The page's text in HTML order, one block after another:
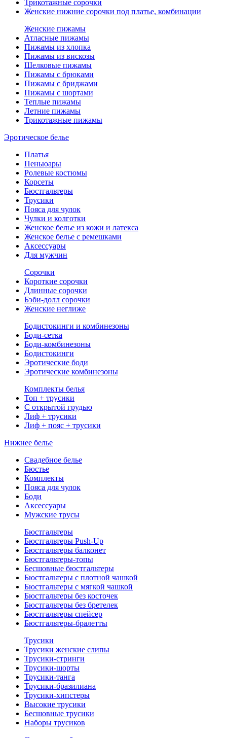
Трикотажные сорочки
Женские нижние сорочки под платье, комбинации
Женские пижамы
Атласные пижамы
Пижамы из хлопка
Пижамы из вискозы
Шелковые пижамы
Пижамы с брюками
Пижамы с бриджами
Пижамы с шортами
Теплые пижамы
Летние пижамы
Трикотажные пижамы
Эротическое белье
Платья
Пеньюары
Ролевые костюмы
Корсеты
Бюстгальтеры
Трусики
Пояса для чулок
Чулки и колготки
Женское белье из кожи и латекса
Женское белье с ремешками
Аксессуары
Для мужчин
Сорочки
Короткие сорочки
Длинные сорочки
Бэби-долл сорочки
Женские неглиже
Бодистокинги и комбинезоны
Боди-сетка
Боди-комбинезоны
Бодистокинги
Эротические боди
Эротические комбинезоны
Комплекты белья
Топ + трусики
С открытой грудью
Лиф + трусики
Лиф + пояс + трусики
Нижнее белье
Свадебное белье
Бюстье
Комплекты
Пояса для чулок
Боди
Аксессуары
Мужские трусы
Бюстгальтеры
Бюстгальтеры Push-Up
Бюстгальтеры балконет
Бюстгальтеры-топы
Бесшовные бюстгальтеры
Бюстгальтеры с плотной чашкой
Бюстгальтеры с мягкой чашкой
Бюстгальтеры без косточек
Бюстгальтеры без бретелек
Бюстгальтеры спейсер
Бюстгальтеры-бралетты
Трусики
Трусики женские слипы
Трусики-стринги
Трусики-шорты
Трусики-танга
Трусики-бразилиана
Трусики-хипстеры
Высокие трусики
Бесшовные трусики
Наборы трусиков